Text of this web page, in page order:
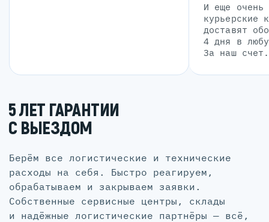
И еще очень
курьерские
доставят
4 дня в
За наш счет.
5 ЛЕТ ГАРАНТИИ
С ВЫЕЗДОМ
Берём все логистические и технические
расходы на себя. Быстро реагируем,
обрабатываем и закрываем заявки.
Собственные сервисные центры, склады
и надёжные логистические партнёры — всё,